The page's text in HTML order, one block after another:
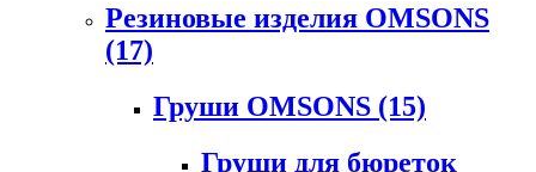
Резиновые изделия OMSONS
(17)
Груши OMSONS (15)
Груши для бюреток